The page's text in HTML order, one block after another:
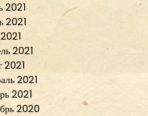
2021
2021
2021
2021
2021
2021
2020